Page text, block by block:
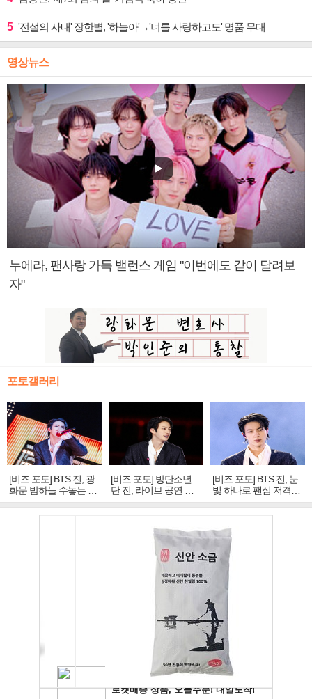
5 '전설의 사내' 장한별, '하늘아'→'너를 사랑하고도' 명품 무대
영상뉴스
누에라, 팬사랑 가득 밸런스 게임 "이번에도 같이 달려보
자"
포토갤러리
[비즈 포토] BTS 진, 광
화문 밤하늘 수놓는 '비
주얼 킹'의 열창
[비즈 포토] 방탄소년
단 진, 라이브 공연 중
빛나는 독보적 아우라
[비즈 포토] BTS 진, 눈
빛 하나로 팬심 저격…
독보적 카리스마